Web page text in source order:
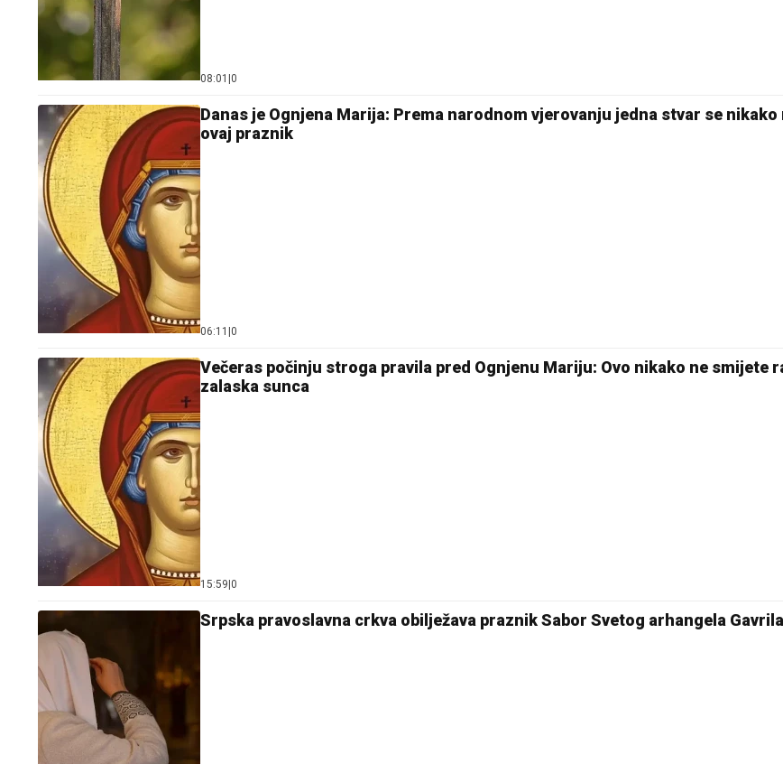
08:01 0
Danas je Ognjena Marija: Prema narodnom vjerovanju jedna stvar se nikako
ovaj praznik
06:11 0
Večeras počinju stroga pravila pred Ognjenu Mariju: Ovo nikako ne smijete
zalaska sunca
15:59 0
Srpska pravoslavna crkva obilježava praznik Sabor Svetog arhangela Gavrila
24 °C